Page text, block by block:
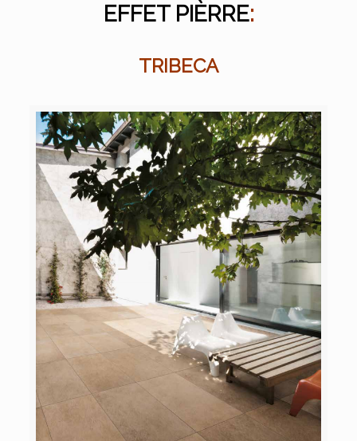
EFFET PIÈRRE:
TRIBECA